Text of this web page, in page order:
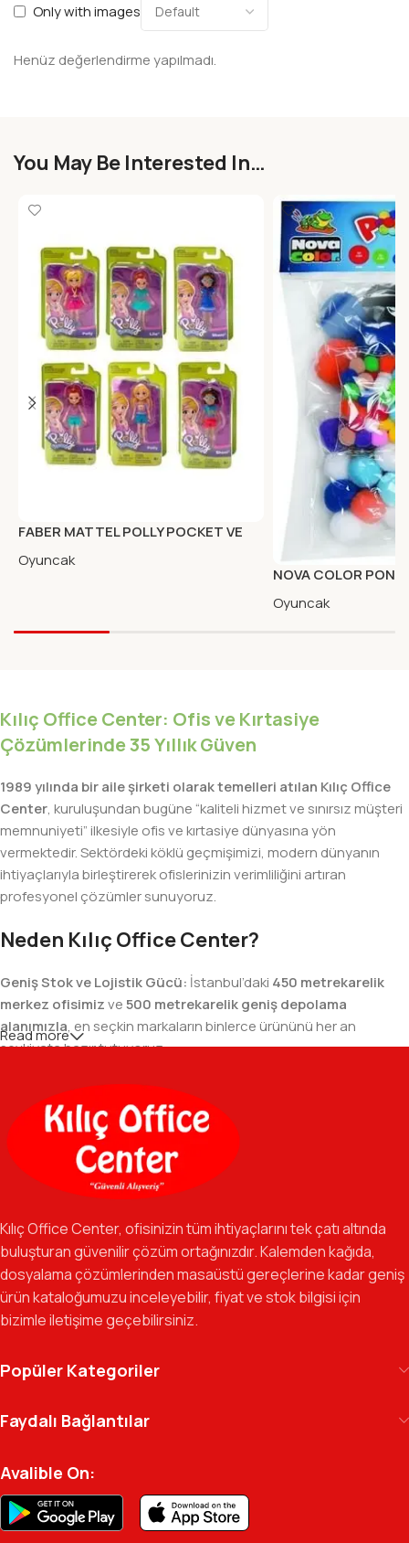
Only with images
Henüz değerlendirme yapılmadı.
You May Be Interested In…
FABER MATTEL POLLY POCKET VE
Oyuncak
NOVA COLOR
Oyuncak
Kılıç Office Center: Ofis ve Kırtasiye
Çözümlerinde 35 Yıllık Güven
1989 yılında bir aile şirketi olarak temelleri atılan Kılıç Office
Center, kuruluşundan bugüne “kaliteli hizmet ve sınırsız müşteri
memnuniyeti” ilkesiyle ofis ve kırtasiye dünyasına yön
vermektedir. Sektördeki köklü geçmişimizi, modern dünyanın
ihtiyaçlarıyla birleştirerek ofislerinizin verimliliğini artıran
profesyonel çözümler sunuyoruz.
Neden Kılıç Office Center?
Geniş Stok ve Lojistik Gücü: İstanbul’daki 450 metrekarelik
merkez ofisimizve500 metrekarelik geniş depolama
alanımızla, en seçkin markaların binlerce ürününü her an
sevkiyata hazır tutuyoruz.
Geniş Ürün Yelpazesi:Temel kırtasiye malzemelerinden teknik
ofis gereçlerine kadar, iş hayatınızda ihtiyaç duyduğunuz her
şeyi tek bir çatı altında, en uygun fiyat avantajlarıyla bulmanızı
sağlıyoruz.
Özverili Takım Ruhu:İşini tutkuyla yapan, güler yüzlü ve çözüm
güvenilir bir yol arkadaşı olmayı hedefliyoruz.
Gelecek Vizyonu:Kurumsal kimliğimizi yeni iş birlikleri ve global
markalarla güçlendirerek, Türkiye genelinde müşteri ağımızı her
geçen gün büyütmeye devam ediyoruz.
Kılıç Office Center
arşivinizdeki dosyaya kadar her detayda yanınızda.
Ofisinizin enerjisini ve verimliliğini artırmak için
profesyonel kadromuzla hizmetinizdeyiz.
Read more
Kılıç Office Center, ofisinizin tüm ihtiyaçlarını tek çatı altında
buluşturan güvenilir çözüm ortağınızdır. Kalemden kağıda,
dosyalama çözümlerinden masaüstü gereçlerine kadar geniş
ürün kataloğumuzu inceleyebilir, fiyat ve stok bilgisi için
bizimle iletişime geçebilirsiniz.
Popüler Kategoriler
Faydalı Bağlantılar
Avalible On: